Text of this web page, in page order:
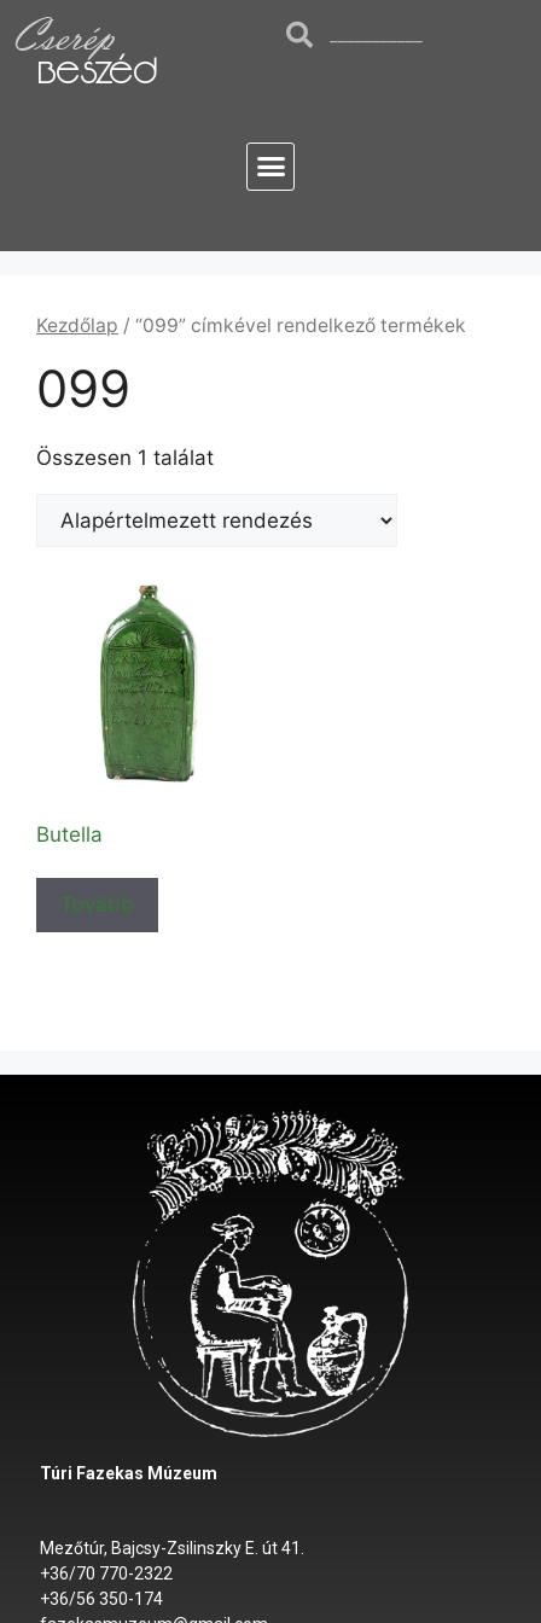
Cserép
Beszéd
Kezdőlap / “099” címkével rendelkező termékek
099
Összesen 1 találat
Butella
Tovább
Túri Fazekas Múzeum
Mezőtúr, Bajcsy-Zsilinszky E. út 41.
+36/70 770-2322
+36/56 350-174